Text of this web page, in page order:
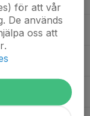
för att vår
De används
oss att